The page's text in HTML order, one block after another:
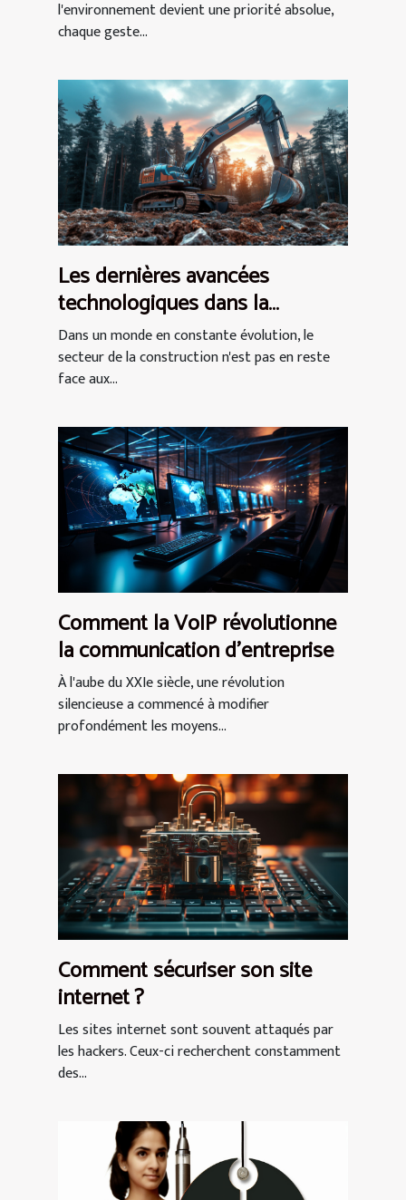
l'environnement devient une priorité absolue,
chaque geste...
Les dernières avancées
technologiques dans la
conception des mini pelles et
leur impact sur l'efficacité des
chantiers
Dans un monde en constante évolution, le
secteur de la construction n'est pas en reste
face aux...
Comment la VoIP révolutionne
la communication d'entreprise
À l'aube du XXIe siècle, une révolution
silencieuse a commencé à modifier
profondément les moyens...
Comment sécuriser son site
internet ?
Les sites internet sont souvent attaqués par
les hackers. Ceux-ci recherchent constamment
des...